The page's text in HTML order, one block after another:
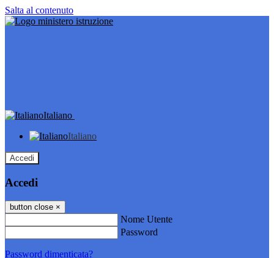
Salta al contenuto
Italiano
Italiano
Accedi
Accedi
button close ×
Nome Utente
Password
Password dimenticata?